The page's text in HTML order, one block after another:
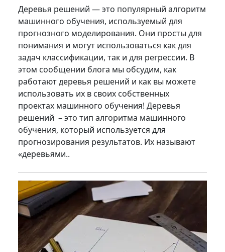
Деревья решений — это популярный алгоритм
машинного обучения, используемый для
прогнозного моделирования. Они просты для
понимания и могут использоваться как для
задач классификации, так и для регрессии. В
этом сообщении блога мы обсудим, как
работают деревья решений и как вы можете
использовать их в своих собственных
проектах машинного обучения! Деревья
решений – это тип алгоритма машинного
обучения, который используется для
прогнозирования результатов. Их называют
«деревьями..